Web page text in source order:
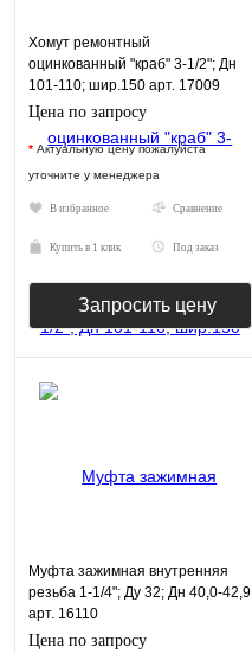
Хомут ремонтный
оцинкованный "краб" 3-1/2"; Дн
101-110; шир.150 арт. 17009
Цена по запросу
* Актуальную цену пожалуйста
уточните у менеджера
В избранное Сравнение
Купить в 1 клик Под заказ
Запросить цену
Муфта зажимная внутренняя
резьба 1-1/4"; Ду 32; Дн 40,0-42,9
арт. 16110
Цена по запросу